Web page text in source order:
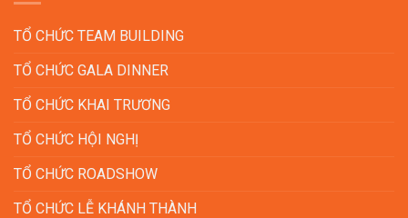
TỔ CHỨC TEAM BUILDING
TỔ CHỨC GALA DINNER
TỔ CHỨC KHAI TRƯƠNG
TỔ CHỨC HỘI NGHỊ
TỔ CHỨC ROADSHOW
TỔ CHỨC LỄ KHÁNH THÀNH